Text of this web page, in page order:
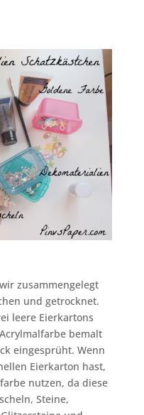
zusammengelegt
und getrocknet.
leere Eierkartons
bemalt
eingesprüht. Wenn
Eierkarton hast,
nutzen, da diese
Steine,